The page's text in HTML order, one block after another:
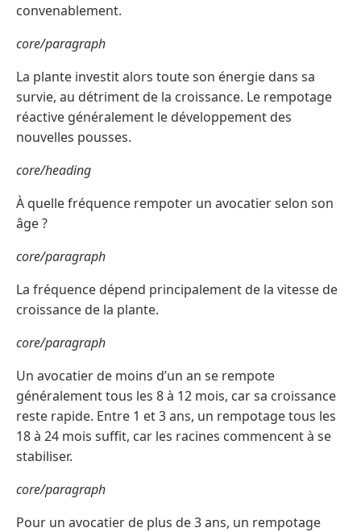
convenablement.
core/paragraph
La plante investit alors toute son énergie dans sa
survie, au détriment de la croissance. Le rempotage
réactive généralement le développement des
nouvelles pousses.
core/heading
À quelle fréquence rempoter un avocatier selon son
âge ?
core/paragraph
La fréquence dépend principalement de la vitesse de
croissance de la plante.
core/paragraph
Un avocatier de moins d’un an se rempote
généralement tous les 8 à 12 mois, car sa croissance
reste rapide. Entre 1 et 3 ans, un rempotage tous les
18 à 24 mois suffit, car les racines commencent à se
stabiliser.
core/paragraph
Pour un avocatier de plus de 3 ans, un rempotage